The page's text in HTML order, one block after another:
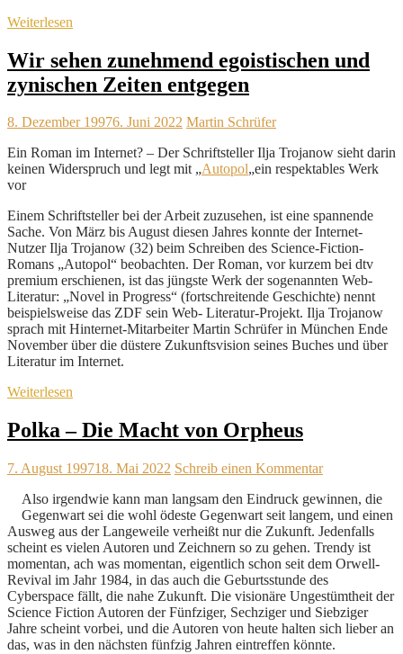
Weiterlesen
Wir sehen zunehmend egoistischen und
zynischen Zeiten entgegen
8. Dezember 19976. Juni 2022 Martin Schrüfer
Ein Roman im Internet? – Der Schriftsteller Ilja Trojanow sieht darin
keinen Widerspruch und legt mit „Autopol„ein respektables Werk
vor
Einem Schriftsteller bei der Arbeit zuzusehen, ist eine spannende
Sache. Von März bis August diesen Jahres konnte der Internet-
Nutzer Ilja Trojanow (32) beim Schreiben des Science-Fiction-
Romans „Autopol“ beobachten. Der Roman, vor kurzem bei dtv
premium erschienen, ist das jüngste Werk der sogenannten Web-
Literatur: „Novel in Progress“ (fortschreitende Geschichte) nennt
beispielsweise das ZDF sein Web- Literatur-Projekt. Ilja Trojanow
sprach mit Hinternet-Mitarbeiter Martin Schrüfer in München Ende
November über die düstere Zukunftsvision seines Buches und über
Literatur im Internet.
Weiterlesen
Polka – Die Macht von Orpheus
7. August 199718. Mai 2022 Schreib einen Kommentar
Also irgendwie kann man langsam den Eindruck gewinnen, die
Gegenwart sei die wohl ödeste Gegenwart seit langem, und einen
Ausweg aus der Langeweile verheißt nur die Zukunft. Jedenfalls
scheint es vielen Autoren und Zeichnern so zu gehen. Trendy ist
momentan, ach was momentan, eigentlich schon seit dem Orwell-
Revival im Jahr 1984, in das auch die Geburtsstunde des
Cyberspace fällt, die nahe Zukunft. Die visionäre Ungestümtheit der
Science Fiction Autoren der Fünfziger, Sechziger und Siebziger
Jahre scheint vorbei, und die Autoren von heute halten sich lieber an
das, was in den nächsten fünfzig Jahren eintreffen könnte.